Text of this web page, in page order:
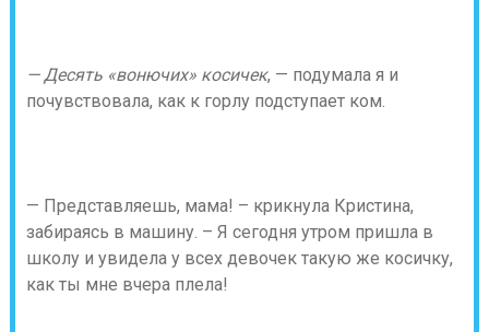
— Десять «вонючих» косичек, — подумала я и
почувствовала, как к горлу подступает ком.
— Представляешь, мама! – крикнула Кристина,
забираясь в машину. – Я сегодня утром пришла в
школу и увидела у всех девочек такую же косичку,
как ты мне вчера плела!